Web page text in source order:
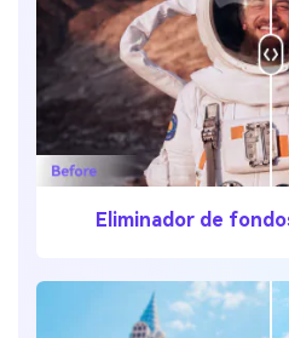
Eliminador de